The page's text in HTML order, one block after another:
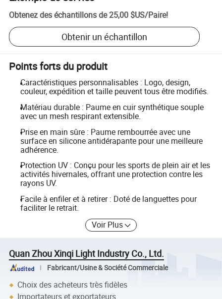
Obtenez des échantillons de25,00 $US/Paire!
Obtenir un échantillon
Points forts du produit
Caractéristiques personnalisables : Logo, design,
couleur, expédition et taille peuvent tous être modifiés.
Matériau durable : Paume en cuir synthétique souple
avec un mesh respirant extensible.
Prise en main sûre : Paume rembourrée avec une
surface en silicone antidérapante pour une meilleure
adhérence.
Protection UV : Conçu pour les sports de plein air et les
activités hivernales, offrant une protection contre les
rayons UV.
Facile à enfiler et à retirer : Doté de languettes pour
faciliter le retrait.
Voir Plus
Quan Zhou Xinqi Light Industry Co., Ltd.
Fabricant/Usine & Société Commerciale
Choix des acheteurs très fidèles
Importateurs et exportateurs